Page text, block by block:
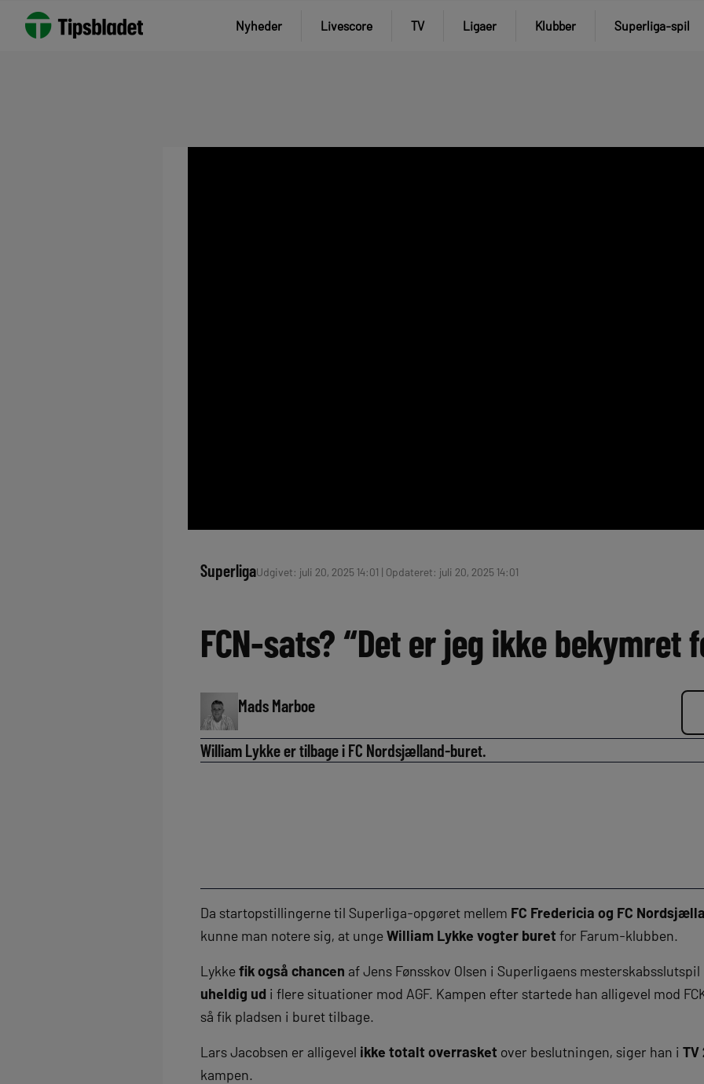
Nyheder Livescore TV Ligaer Klubber Superliga-spil
SuperligaUdgivet: juli 20, 2025 14:01 | Opdateret: juli 20, 2025 14:01
FCN-sats? “Det er jeg ikke bekymret
Mads Marboe
William Lykke er tilbage i FC Nordsjælland-buret.
Da startopstillingerne til Superliga-opgøret mellem FC Fredericia og FC
kunne man notere sig, at ungeWilliam Lykke vogter buret for Farum-klubben.
Lykkefik også chancen af Jens Fønsskov Olsen i Superligaens
uheldig ud i flere situationer mod AGF. Kampen efter startede han alligevel mod
så fik pladsen i buret tilbage.
Lars Jacobsen er alligevel ikke totalt overrasket over beslutningen, siger han i TV
kampen.